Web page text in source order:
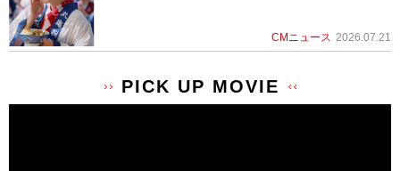
CMニュース 2026.07.21
PICK UP MOVIE